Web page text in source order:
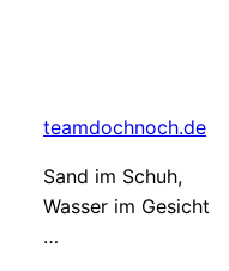
teamdochnoch.de
Sand im Schuh,
Wasser im Gesicht
…